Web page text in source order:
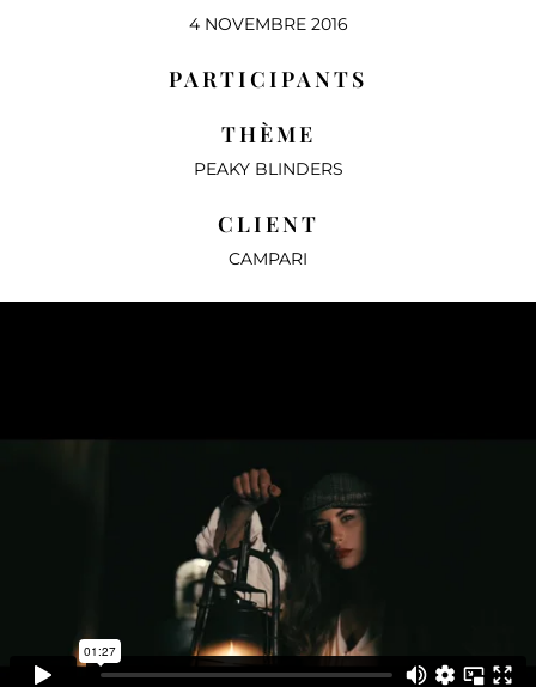
4 NOVEMBRE 2016
PARTICIPANTS
THÈME
PEAKY BLINDERS
CLIENT
CAMPARI